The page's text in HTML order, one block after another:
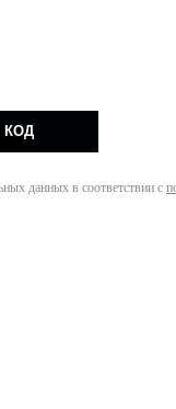
КОД
данных в соответствии с